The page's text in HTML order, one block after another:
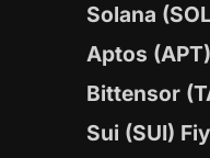
Solana
Aptos
Bittensor
Sui (SUI)